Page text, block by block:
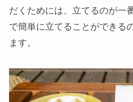
だくためには、立てるのが一
で簡単に立てることができる
ます。